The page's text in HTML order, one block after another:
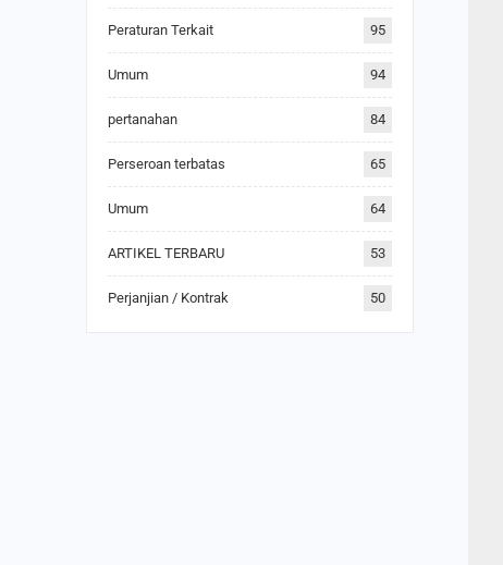
Peraturan Terkait 95
Umum 94
pertanahan 84
Perseroan terbatas 65
Umum 64
ARTIKEL TERBARU 53
Perjanjian / Kontrak 50